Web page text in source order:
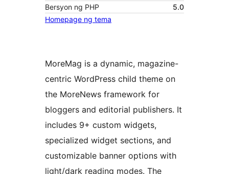
Bersyon ng PHP
5.0
Homepage ng tema
MoreMag is a dynamic, magazine-
centric WordPress child theme on
the MoreNews framework for
bloggers and editorial publishers. It
includes 9+ custom widgets,
specialized widget sections, and
customizable banner options with
light/dark reading modes. The